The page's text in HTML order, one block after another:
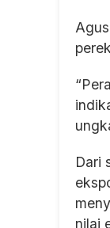
Dari
nilai